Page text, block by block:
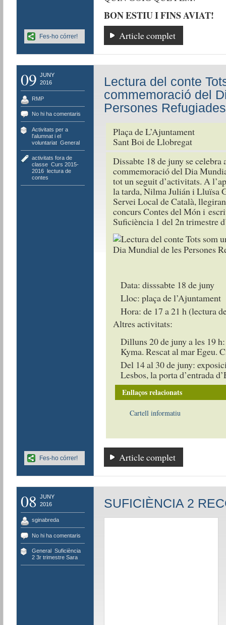
BON ESTIU I FINS AVIAT!
Article complet
Fes-ho córrer!
09 JUNY
2016
RMP
No hi ha comentaris
Activitats per a
l'alumnat i el
voluntariat, General
activitats fora de
classe, Curs 2015-
2016, lectura de
contes
Lectura del conte
commemoració del
Persones
Plaça de L’Ajuntament
Sant Boi de Llobregat
Dissabte 18 de juny se
commemoració del Dia
tot un seguit d’activitats. A
la tarda, Nilma Julián i Lluïsa
Servei Local de Català,
concurs Contes del Món i
Suficiència 1 del 2n trimestre
Data: disssabte 18 de juny
Lloc: plaça de l’Ajuntament
Hora: de 17 a 21 h (lectura
Altres activitats:
Dilluns 20 de juny a les 19
Kyma. Rescat al mar Egeu.
Del 14 al 30 de juny:
Lesbos, la porta d’entrada
Enllaços relacionats
Cartell informatiu
Article complet
Fes-ho córrer!
08
JUNY
2016
sginabreda
No hi ha comentaris
General, Suficiència
2 3r trimestre Sara
SUFICIÈNCIA 2